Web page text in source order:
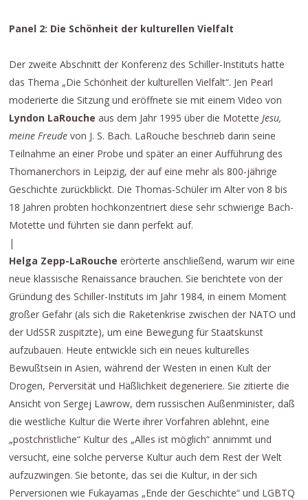
Panel 2: Die Schönheit der kulturellen Vielfalt
Der zweite Abschnitt der Konferenz des Schiller-Instituts hatte
das Thema „Die Schönheit der kulturellen Vielfalt“. Jen Pearl
moderierte die Sitzung und eröffnete sie mit einem Video von
Lyndon LaRouche aus dem Jahr 1995 über die Motette Jesu,
meine Freude von J. S. Bach. LaRouche beschrieb darin seine
Teilnahme an einer Probe und später an einer Aufführung des
Thomanerchors in Leipzig, der auf eine mehr als 800-jährige
Geschichte zurückblickt. Die Thomas-Schüler im Alter von 8 bis
18 Jahren probten hochkonzentriert diese sehr schwierige Bach-
Motette und führten sie dann perfekt auf.
|
Helga Zepp-LaRouche erörterte anschließend, warum wir eine
neue klassische Renaissance brauchen. Sie berichtete von der
Gründung des Schiller-Instituts im Jahr 1984, in einem Moment
großer Gefahr (als sich die Raketenkrise zwischen der NATO und
der UdSSR zuspitzte), um eine Bewegung für Staatskunst
aufzubauen. Heute entwickle sich ein neues kulturelles
Bewußtsein in Asien, während der Westen in einen Kult der
Drogen, Perversität und Häßlichkeit degeneriere. Sie zitierte die
Ansicht von Sergej Lawrow, dem russischen Außenminister, daß
die westliche Kultur die Werte ihrer Vorfahren ablehnt, eine
„postchristliche“ Kultur des „Alles ist möglich“ annimmt und
versucht, eine solche perverse Kultur auch dem Rest der Welt
aufzuzwingen. Sie betonte, das sei die Kultur, in der sich
Perversionen wie Fukayamas „Ende der Geschichte“ und LGBTQ